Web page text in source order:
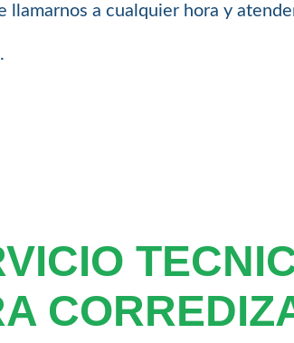
llamarnos a cualquier hora y